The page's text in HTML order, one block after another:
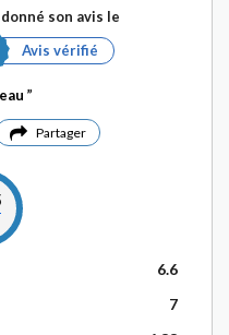
donné son avis le
Avis vérifié
Partager
6.6
7